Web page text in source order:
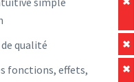
qualité
fonctions, effets,